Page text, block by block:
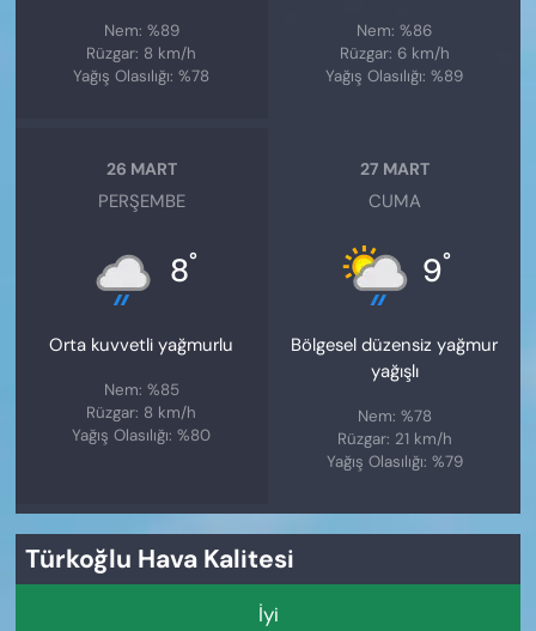
Nem: %89
Rüzgar: 8 km/h
Yağış Olasılığı: %78
Nem: %86
Rüzgar: 6 km/h
Yağış Olasılığı: %89
26 MART
PERŞEMBE
8°
Orta kuvvetli yağmurlu
Nem: %85
Rüzgar: 8 km/h
Yağış Olasılığı: %80
27 MART
CUMA
9°
Bölgesel düzensiz yağmur
yağışlı
Nem: %78
Rüzgar: 21 km/h
Yağış Olasılığı: %79
Türkoğlu Hava Kalitesi
İyi